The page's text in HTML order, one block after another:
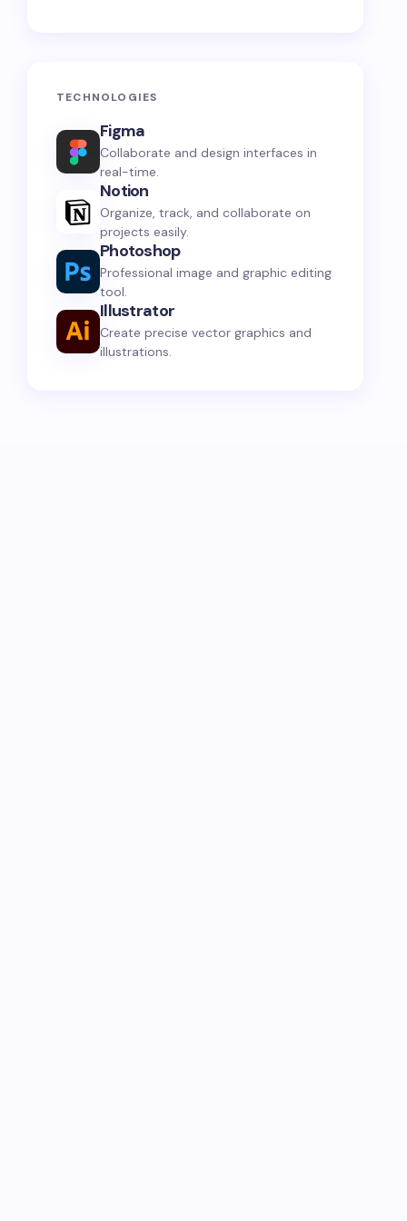
TECHNOLOGIES
Figma
Collaborate and design interfaces in
real-time.
Notion
Organize, track, and collaborate on
projects easily.
Photoshop
Professional image and graphic editing
tool.
Illustrator
Create precise vector graphics and
illustrations.